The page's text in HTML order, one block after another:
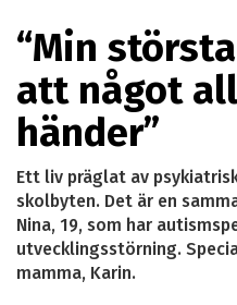
“Min
att något
händer”
Ett liv präglat av
skolbyten. Det är en
Nina, 19, som har
utvecklingsstörning.
mamma, Karin.